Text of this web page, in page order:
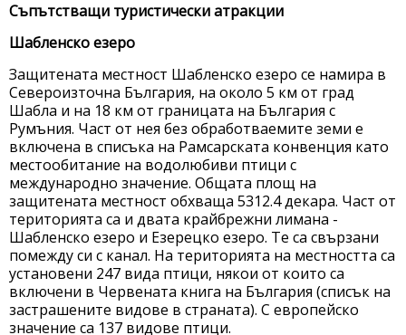
Съпътстващи туристически атракции
Шабленско езеро
Защитената местност Шабленско езеро се намира в
Североизточна България, на около 5 км от град
Шабла и на 18 км от границата на България с
Румъния. Част от нея без обработваемите земи е
включена в списъка на Рамсарската конвенция като
местообитание на водолюбиви птици с
международно значение. Общата площ на
защитената местност обхваща 5312.4 декара. Част от
територията са и двата крайбрежни лимана -
Шабленско езеро и Езерецко езеро. Те са свързани
помежду си с канал. На територията на местността са
установени 247 вида птици, някои от които са
включени в Червената книга на България (списък на
застрашените видове в страната). С европейско
значение са 137 видове птици.